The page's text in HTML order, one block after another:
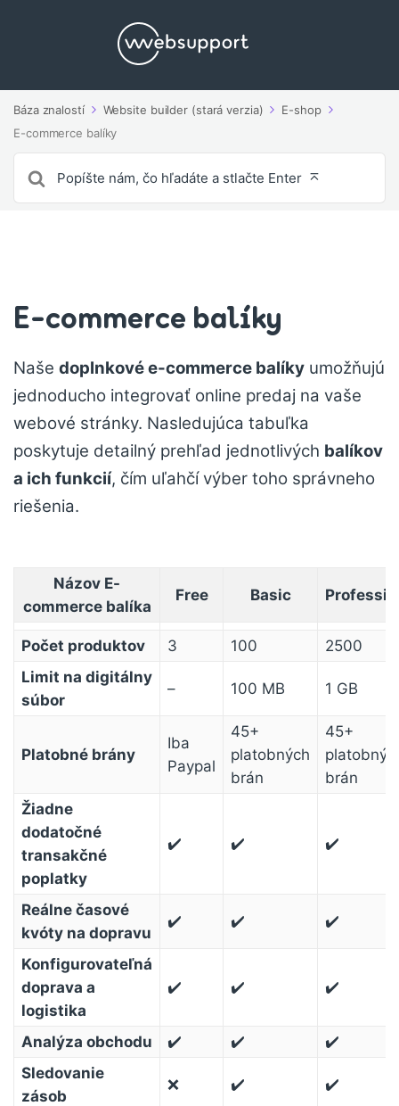
Báza znalostí Website builder (stará verzia)
E-shop
E-commerce balíky
pre
E-commerce balíky
Naše doplnkové e-commerce balíky umožňujú
jednoducho integrovať online predaj na vaše
webové stránky. Nasledujúca tabuľka
poskytuje detailný prehľad jednotlivých balíkov
a ich funkcií, čím uľahčí výber toho správneho
riešenia.
Názov E-
commerce balíka
Free Basic
Počet produktov 3 100
2500
Limit na digitálny
súbor
– 100 MB 1 GB
Platobné brány
Iba
Paypal
45+
platobných
brán
45+
brán
Žiadne
dodatočné
transakčné
poplatky
✔️ ✔️ ✔️
Reálne časové
kvóty na dopravu
✔️ ✔️ ✔️
Konfigurovateľná
doprava a
logistika
✔️ ✔️ ✔️
Analýza obchodu ✔️ ✔️
✔️
Sledovanie
zásob
❌ ✔️ ✔️